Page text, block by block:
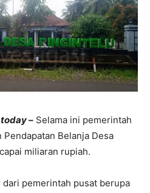
– Selama ini pemerintah
Belanja Desa
miliaran rupiah.
pemerintah pusat berupa